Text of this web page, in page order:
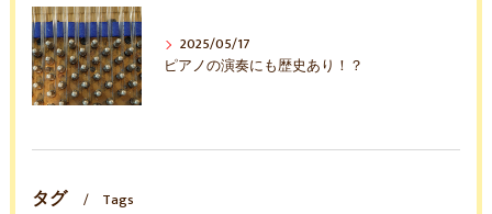
2025/05/17
ピアノの演奏にも歴史あり！？
タグ Tags